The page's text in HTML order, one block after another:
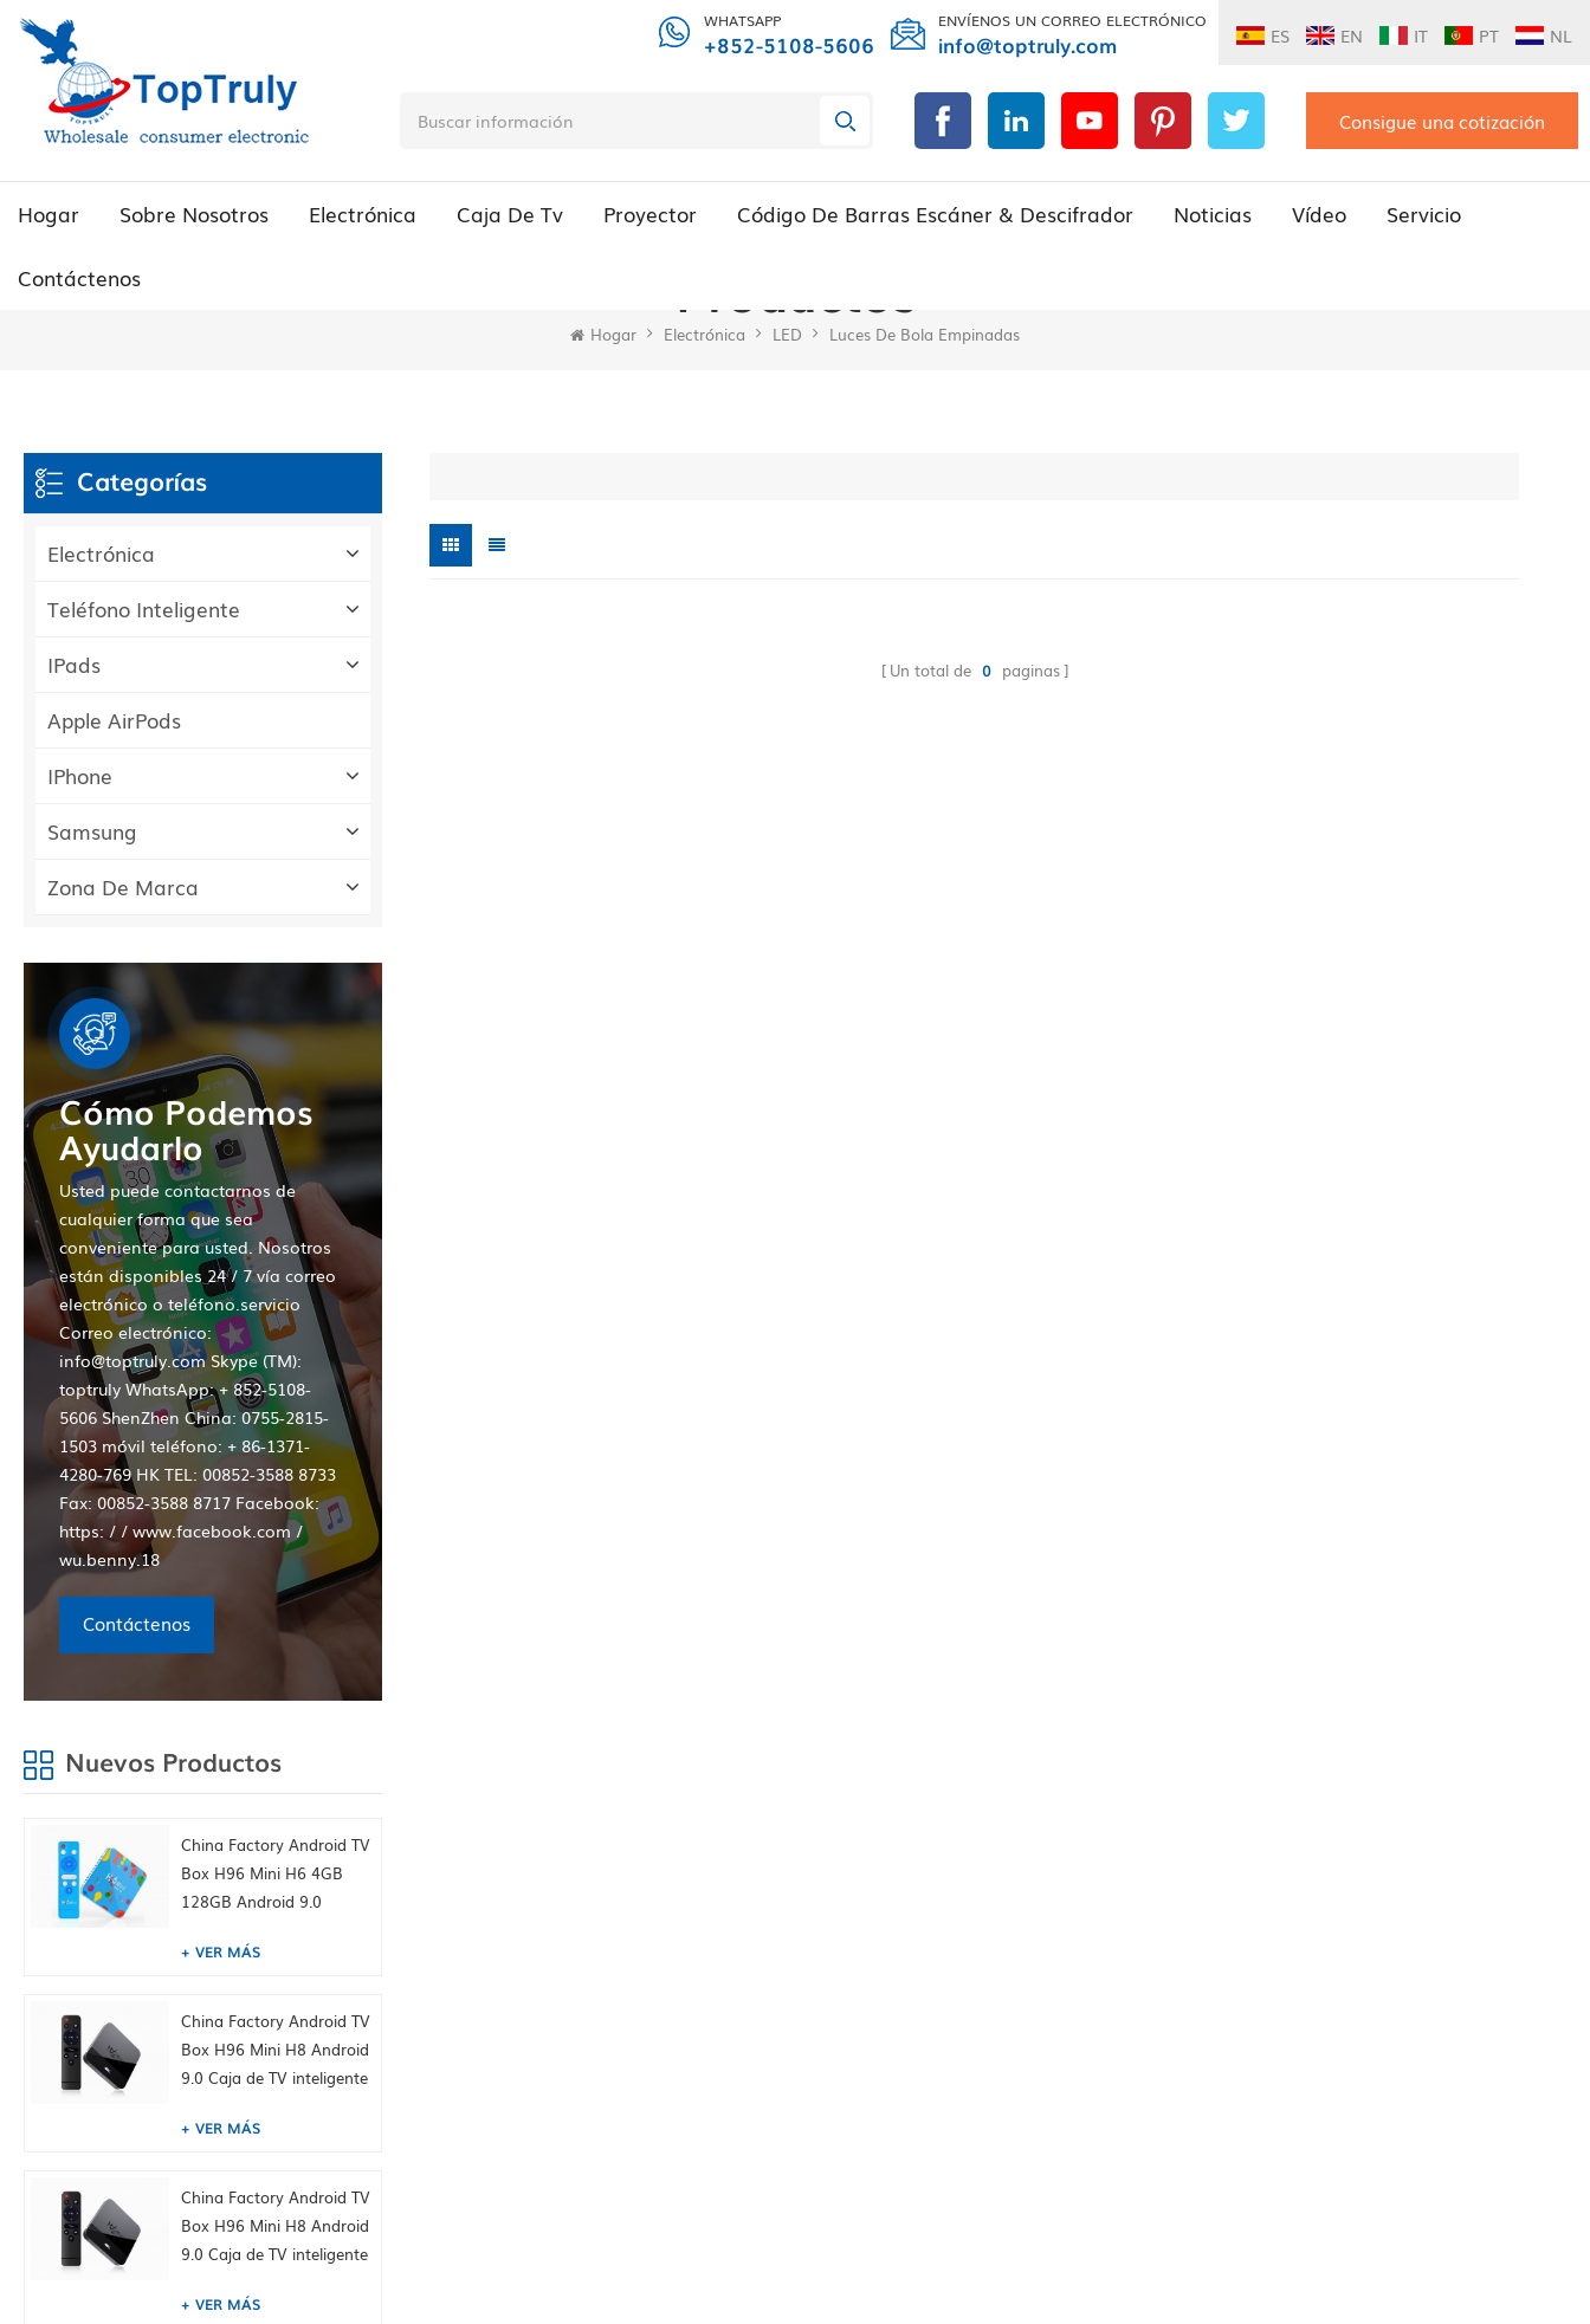
ES EN IT PT NL
WHATSAPP
+852-5108-5606
ENVÍENOS UN CORREO ELECTRÓNICO
info@toptruly.com
Consigue una cotización
Hogar Sobre Nosotros Electrónica Caja De Tv Proyector Código De Barras Escáner & Descifrador Noticias Vídeo Servicio
Contáctenos Productos
Hogar Electrónica LED Luces De Bola Empinadas
Un total de 0 paginas
Categorías
Electrónica
Teléfono Inteligente
IPads
Apple AirPods
IPhone
Samsung
Zona De Marca
Cómo Podemos
Ayudarlo
Usted puede contactarnos de
cualquier forma que sea
conveniente para usted. Nosotros
están disponibles 24 / 7 vía correo
electrónico o teléfono.servicio
Correo electrónico:
info@toptruly.com Skype (TM):
toptruly WhatsApp: + 852-5108-
5606 ShenZhen China: 0755-2815-
1503 móvil teléfono: + 86-1371-
4280-769 HK TEL: 00852-3588 8733
Fax: 00852-3588 8717 Facebook:
https: / / www.facebook.com /
wu.benny.18
Contáctenos
Nuevos Productos
China Factory Android TV
Box H96 Mini H6 4GB
128GB Android 9.0
H265 wifi youtube
incorporada Tiktok
Fábrica de China HK
suministro
VER MÁS
China Factory Android TV
Box H96 Mini H8 Android
9.0 Caja de TV inteligente
BT4.0, 1GB + 8GB,
Fábrica de China HK
suministro
VER MÁS
China Factory Android TV
Box H96 Mini H8 Android
9.0 Caja de TV inteligente
BT4.0, 2GB + 16GB,
VER MÁS